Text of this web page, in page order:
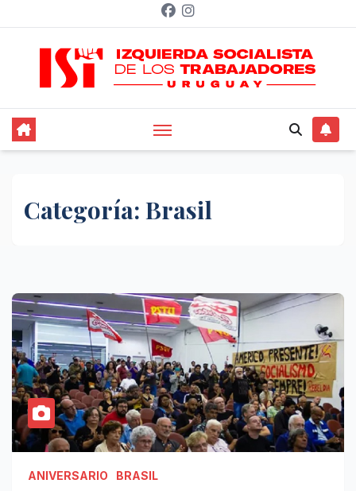
contenido
Categoría: Brasil
ANIVERSARIO BRASIL